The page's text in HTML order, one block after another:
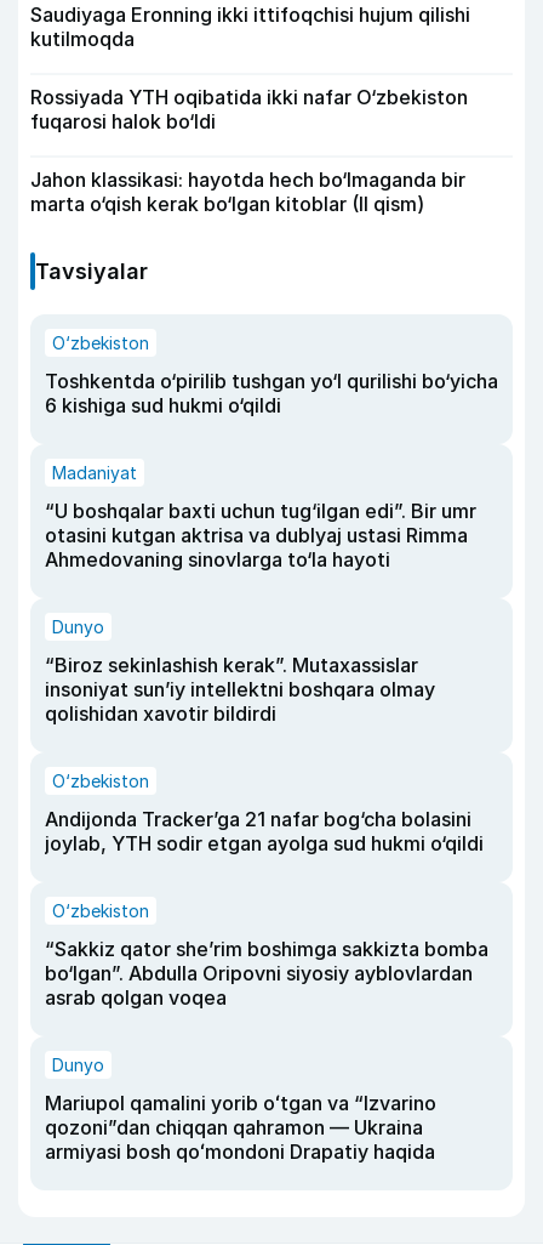
Saudiyaga Eronning ikki ittifoqchisi hujum qilishi
kutilmoqda
Rossiyada YTH oqibatida ikki nafar O‘zbekiston
fuqarosi halok bo‘ldi
Jahon klassikasi: hayotda hech bo‘lmaganda bir
marta o‘qish kerak bo‘lgan kitoblar (II qism)
Tavsiyalar
O‘zbekiston
Toshkentda o‘pirilib tushgan yo‘l qurilishi bo‘yicha
6 kishiga sud hukmi o‘qildi
Madaniyat
“U boshqalar baxti uchun tug‘ilgan edi”. Bir umr
otasini kutgan aktrisa va dublyaj ustasi Rimma
Ahmedovaning sinovlarga to‘la hayoti
Dunyo
“Biroz sekinlashish kerak”. Mutaxassislar
insoniyat sun’iy intellektni boshqara olmay
qolishidan xavotir bildirdi
O‘zbekiston
Andijonda Tracker’ga 21 nafar bog‘cha bolasini
joylab, YTH sodir etgan ayolga sud hukmi o‘qildi
O‘zbekiston
“Sakkiz qator she’rim boshimga sakkizta bomba
bo‘lgan”. Abdulla Oripovni siyosiy ayblovlardan
asrab qolgan voqea
Dunyo
Mariupol qamalini yorib oʻtgan va “Izvarino
qozoni”dan chiqqan qahramon — Ukraina
armiyasi bosh qoʻmondoni Drapatiy haqida